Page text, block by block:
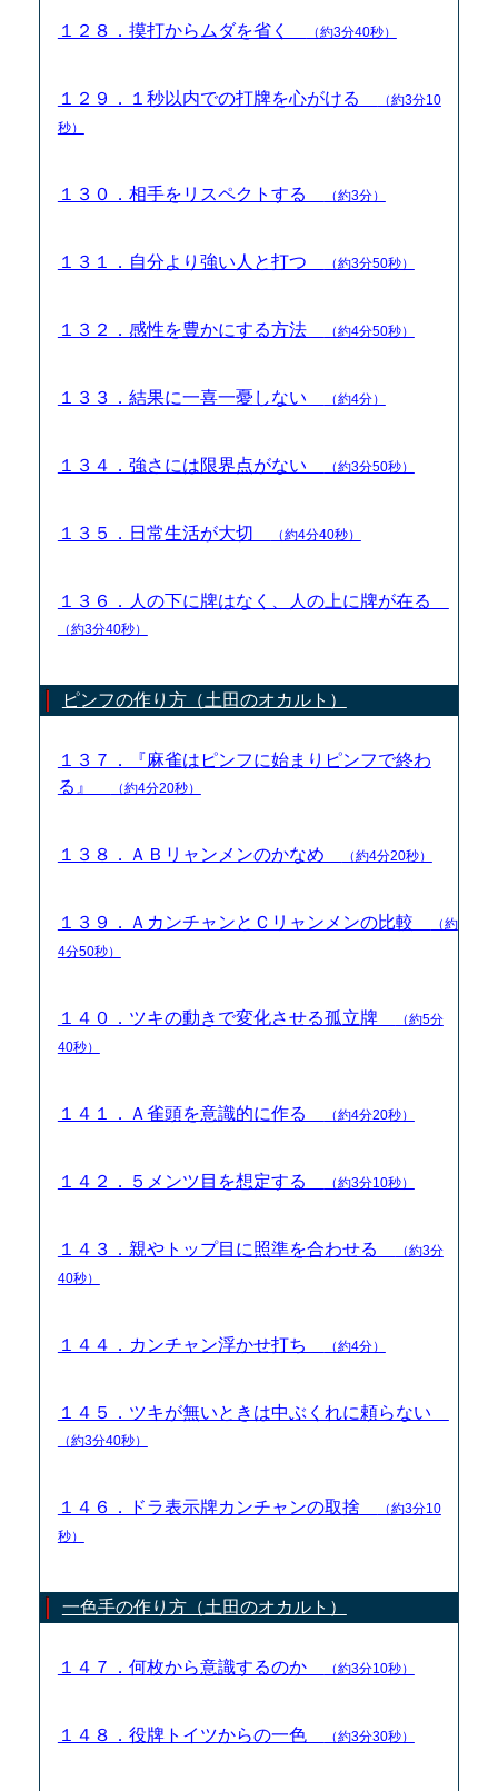
１２８．摸打からムダを省く （約3分40秒）
１２９．１秒以内での打牌を心がける
（約3分10
秒）
１３０．相手をリスペクトする （約3分）
１３１．自分より強い人と打つ （約3分50秒）
１３２．感性を豊かにする方法 （約4分50秒）
１３３．結果に一喜一憂しない （約4分）
１３４．強さには限界点がない （約3分50秒）
１３５．日常生活が大切 （約4分40秒）
１３６．人の下に牌はなく、人の上に牌が在る
（約3分40秒）
ピンフの作り方（土田のオカルト）
１３７．『麻雀はピンフに始まりピンフで終わ
る』
（約4分20秒）
１３８．ＡＢリャンメンのかなめ （約4分20秒）
１３９．ＡカンチャンとＣリャンメンの比較
（約
4分50秒）
１４０．ツキの動きで変化させる孤立牌
（約5分
40秒）
１４１．Ａ雀頭を意識的に作る （約4分20秒）
１４２．５メンツ目を想定する （約3分10秒）
１４３．親やトップ目に照準を合わせる
（約3分
40秒）
１４４．カンチャン浮かせ打ち （約4分）
１４５．ツキが無いときは中ぶくれに頼らない
（約3分40秒）
１４６．ドラ表示牌カンチャンの取捨
（約3分10
秒）
一色手の作り方（土田のオカルト）
１４７．何枚から意識するのか （約3分10秒）
１４８．役牌トイツからの一色 （約3分30秒）